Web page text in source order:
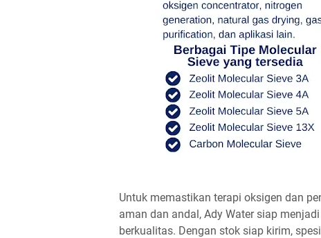
Untuk memastikan terapi oksigen dan
aman dan andal, Ady Water siap
berkualitas. Dengan stok siap kirim,